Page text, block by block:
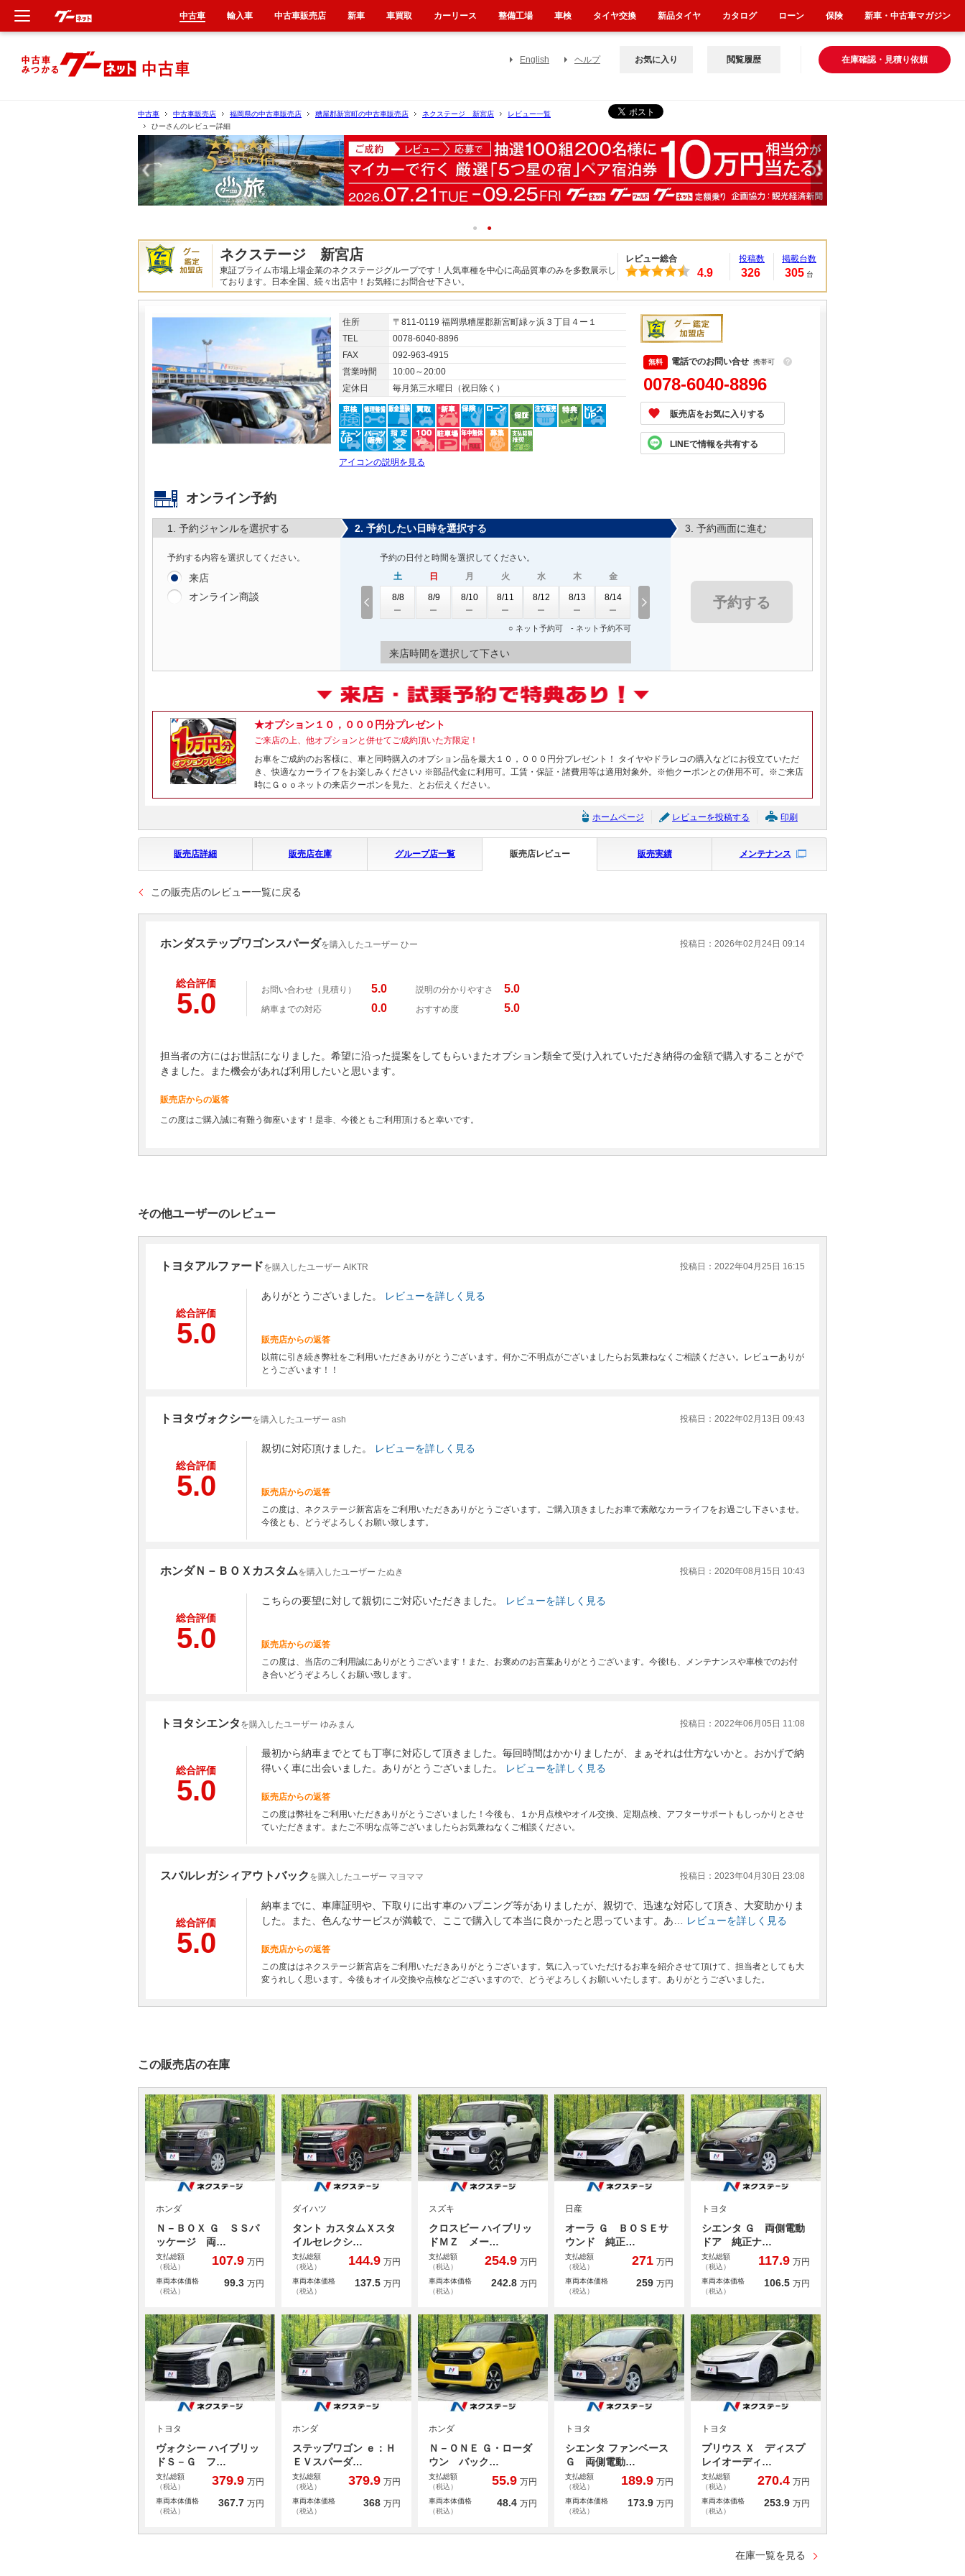
English ヘルプ 在庫確認・見積り依頼
お気に入り 閲覧履歴
中古車 中古車販売店 福岡県の中古車販売店 糟屋郡新宮町の中古車販売店 ネクステージ 新宮店
レビュー一覧
ひーさんのレビュー詳細
ネクステージ 新宮店
東証プライム市場上場企業のネクステージグループです！人気車種を中心に高品質車のみを多数展示し
ております。日本全国、続々出店中！お気軽にお問合せ下さい。
レビュー総合
4.9
投稿数
326
掲載台数
305 台
住所
〒811-0119 福岡県糟屋郡新宮町緑ヶ浜３丁目４ー１
TEL
0078-6040-8896
FAX
092-963-4915
営業時間
10:00～20:00
定休日
毎月第三水曜日（祝日除く）
アイコンの説明を見る
電話でのお問い合せ 携帯可 ？
0078-6040-8896
販売店をお気に入りする
LINEで情報を共有する
オンライン予約
1. 予約ジャンルを選択する
予約する内容を選択してください。
来店
オンライン商談
2. 予約したい日時を選択する
予約の日付と時間を選択してください。
土
8/8
日
8/9
月
8/10
火
8/11
水
8/12
木
8/13
金
8/14
○ ネット予約可 - ネット予約不可
来店時間を選択して下さい
3. 予約画面に進む
予約する
★オプション１０，０００円分プレゼント
ご来店の上、他オプションと併せてご成約頂いた方限定！
お車をご成約のお客様に、車と同時購入のオプション品を最大１０，０００円分プレゼント！ タイヤやドラレコの購入などにお役立ていただ
き、快適なカーライフをお楽しみください♪ ※部品代金に利用可。工賃・保証・諸費用等は適用対象外。※他クーポンとの併用不可。※ご来店
時にＧｏｏネットの来店クーポンを見た、とお伝えください。
ホームページ レビューを投稿する 印刷
販売店詳細 販売店在庫 グループ店一覧 販売店レビュー 販売実績 メンテナンス
この販売店のレビュー一覧に戻る
ホンダステップワゴンスパーダを購入したユーザー ひー 投稿日：2026年02月24日 09:14
総合評価
5.0 お問い合わせ（見積り） 5.0 説明の分かりやすさ 5.0
納車までの対応 0.0 おすすめ度 5.0
担当者の方にはお世話になりました。希望に沿った提案をしてもらいまたオプション類全て受け入れていただき納得の金額で購入することがで
きました。また機会があれば利用したいと思います。
販売店からの返答
この度はご購入誠に有難う御座います！是非、今後ともご利用頂けると幸いです。
その他ユーザーのレビュー
トヨタアルファードを購入したユーザー AIKTR 投稿日：2022年04月25日 16:15
総合評価
5.0
ありがとうございました。 レビューを詳しく見る
販売店からの返答
以前に引き続き弊社をご利用いただきありがとうございます。何かご不明点がございましたらお気兼ねなくご相談ください。レビューありが
とうございます！！
トヨタヴォクシーを購入したユーザー ash 投稿日：2022年02月13日 09:43
総合評価
5.0
親切に対応頂けました。 レビューを詳しく見る
販売店からの返答
この度は、ネクステージ新宮店をご利用いただきありがとうございます。ご購入頂きましたお車で素敵なカーライフをお過ごし下さいませ。
今後とも、どうぞよろしくお願い致します。
ホンダＮ－ＢＯＸカスタムを購入したユーザー たぬき 投稿日：2020年08月15日 10:43
総合評価
5.0
こちらの要望に対して親切にご対応いただきました。 レビューを詳しく見る
販売店からの返答
この度は、当店のご利用誠にありがとうございます！また、お褒めのお言葉ありがとうございます。今後tも、メンテナンスや車検でのお付
き合いどうぞよろしくお願い致します。
トヨタシエンタ を購入したユーザー ゆみまん 投稿日：2022年06月05日 11:08
総合評価
5.0
最初から納車までとても丁寧に対応して頂きました。毎回時間はかかりましたが、まぁそれは仕方ないかと。おかげで納
得いく車に出会いました。ありがとうございました。
レビューを詳しく見る
販売店からの返答
この度は弊社をご利用いただきありがとうございました！今後も、１か月点検やオイル交換、定期点検、アフターサポートもしっかりとさせ
ていただきます。またご不明な点等ございましたらお気兼ねなくご相談ください。
スバルレガシィアウトバック を購入したユーザー マヨママ 投稿日：2023年04月30日 23:08
総合評価
5.0
納車までに、車庫証明や、下取りに出す車のハプニング等がありましたが、親切で、迅速な対応して頂き、大変助かりま
した。また、色んなサービスが満載で、ここで購入して本当に良かったと思っています。あ…
レビューを詳しく見る
販売店からの返答
この度ははネクステージ新宮店をご利用いただきありがとうございます。気に入っていただけるお車を紹介させて頂けて、担当者としても大
変うれしく思います。今後もオイル交換や点検などございますので、どうぞよろしくお願いいたします。ありがとうございました。
この販売店の在庫
ホンダ
Ｎ－ＢＯＸ Ｇ ＳＳパ
ッケージ 両…
支払総額
（税込）
107.9 万円
車両本体価格
（税込）
99.3 万円
ダイハツ
タント カスタムＸスタ
イルセレクシ…
支払総額
（税込）
144.9 万円
車両本体価格
（税込）
137.5 万円
スズキ
クロスビー ハイブリッ
ドＭＺ メー…
支払総額
（税込）
254.9 万円
車両本体価格
（税込）
242.8 万円
日産
オーラ Ｇ ＢＯＳＥサ
ウンド 純正…
支払総額
（税込）
271 万円
車両本体価格
（税込）
259 万円
トヨタ
シエンタ Ｇ 両側電動
ドア 純正ナ…
支払総額
（税込）
117.9 万円
車両本体価格
（税込）
106.5 万円
トヨタ
ヴォクシー ハイブリッ
ドＳ－Ｇ フ…
支払総額
（税込）
379.9 万円
車両本体価格
（税込）
367.7 万円
ホンダ
ステップワゴン ｅ：Ｈ
ＥＶスパーダ…
支払総額
（税込）
379.9 万円
車両本体価格
（税込）
368 万円
ホンダ
Ｎ－ＯＮＥ Ｇ・ローダ
ウン バック…
支払総額
（税込）
55.9 万円
車両本体価格
（税込）
48.4 万円
トヨタ
シエンタ ファンベース
Ｇ 両側電動…
支払総額
（税込）
189.9 万円
車両本体価格
（税込）
173.9 万円
トヨタ
プリウス Ｘ ディスプ
レイオーディ…
支払総額
（税込）
270.4 万円
車両本体価格
（税込）
253.9 万円
在庫一覧を見る
中古車 輸入車 中古車販売店 新車 車買取 カーリース 整備工場 車検 タイヤ交換 新品タイヤ カタログ ローン 保険 新車・中古車マガジン
新車